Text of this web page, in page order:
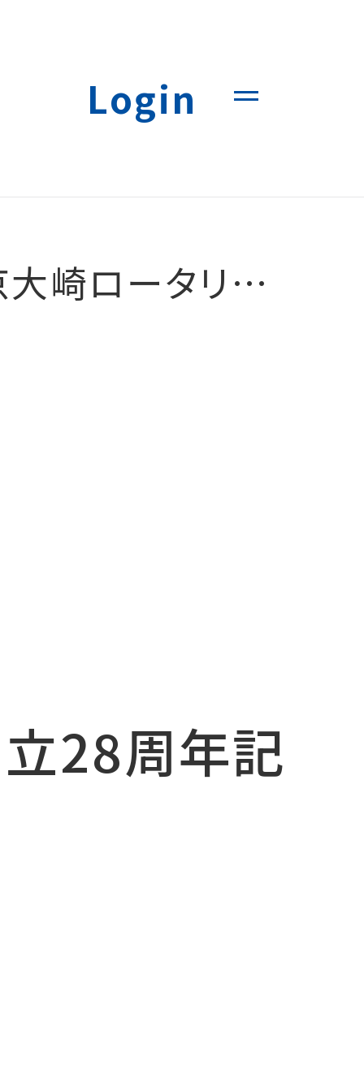
Login
リークラブ創立28周年記念例会・祝賀会
28周年記